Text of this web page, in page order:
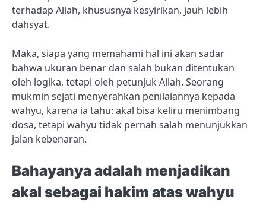
terhadap Allah, khususnya kesyirikan, jauh lebih
dahsyat.
Maka, siapa yang memahami hal ini akan sadar
bahwa ukuran benar dan salah bukan ditentukan
oleh logika, tetapi oleh petunjuk Allah. Seorang
mukmin sejati menyerahkan penilaiannya kepada
wahyu, karena ia tahu: akal bisa keliru menimbang
dosa, tetapi wahyu tidak pernah salah menunjukkan
jalan kebenaran.
Bahayanya adalah menjadikan
akal sebagai hakim atas wahyu